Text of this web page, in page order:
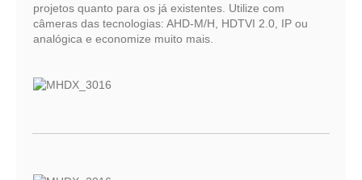
projetos quanto para os já existentes. Utilize com
câmeras das tecnologias: AHD-M/H, HDTVI 2.0, IP ou
analógica e economize muito mais.